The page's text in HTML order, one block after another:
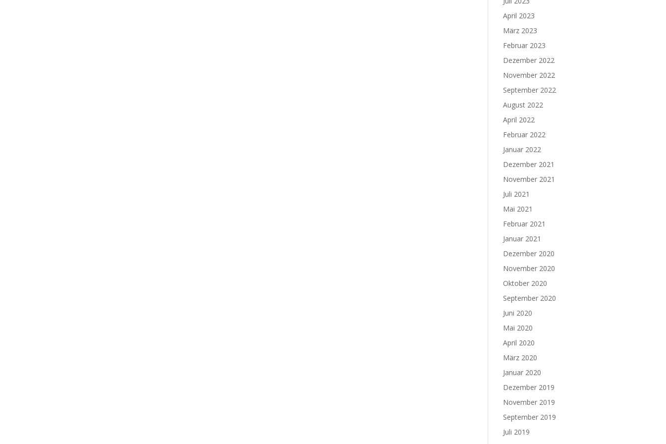
April 2023
März 2023
Februar 2023
Dezember 2022
November 2022
September 2022
August 2022
April 2022
Februar 2022
Januar 2022
Dezember 2021
November 2021
Juli 2021
Mai 2021
Februar 2021
Januar 2021
Dezember 2020
November 2020
Oktober 2020
September 2020
Juni 2020
Mai 2020
April 2020
März 2020
Januar 2020
Dezember 2019
November 2019
September 2019
Juli 2019